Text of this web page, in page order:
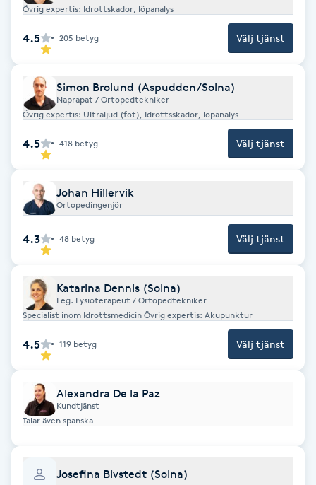
Fibromassage
Fillers
Fotmassage
Fotsvamp
Fransar
Fransborttagning
Fransfärgning
Fransförlängning
Fransförlängning Megavolym
Övrig expertis: Idrottskador, löpanalys
4.5 205 betyg Välj tjänst
Simon Brolund (Aspudden/Solna)
Naprapat / Ortopedtekniker
Övrig expertis: Ultraljud (fot), Idrottsskador, löpanalys
4.5 418 betyg Välj tjänst
Johan Hillervik
Ortopedingenjör
4.3 48 betyg Välj tjänst
Katarina Dennis (Solna)
Leg. Fysioterapeut / Ortopedtekniker
Specialist inom Idrottsmedicin Övrig expertis: Akupunktur
4.5 119 betyg Välj tjänst
Alexandra De la Paz
Kundtjänst
Talar även spanska
Josefina Bivstedt (Solna)